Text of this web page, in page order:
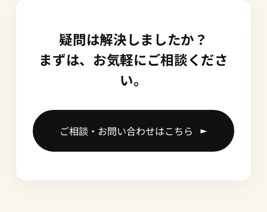
疑問は解決しましたか？
まずは、お気軽にご相談くださ
い。
ご相談・お問い合わせはこちら